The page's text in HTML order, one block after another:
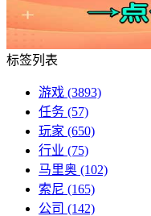
标签列表
游戏 (3893)
任务 (57)
玩家 (650)
行业 (75)
马里奥 (102)
索尼 (165)
公司 (142)